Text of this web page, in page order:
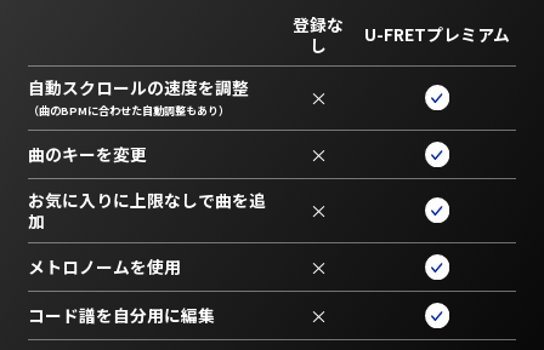
登録な
し
U-FRETプレミアム
自動スクロールの速度を調整
（曲のBPMに合わせた自動調整もあり） ×
曲のキーを変更 ×
お気に入りに上限なしで曲を追
加
×
メトロノームを使用 ×
コード譜を自分用に編集 ×